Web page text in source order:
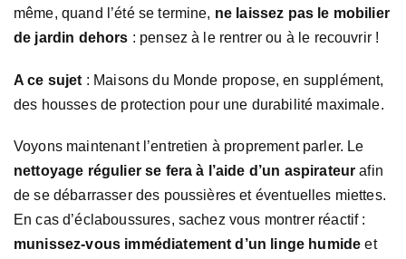
même, quand l’été se termine, ne laissez pas le mobilier
de jardin dehors : pensez à le rentrer ou à le recouvrir !
A ce sujet : Maisons du Monde propose, en supplément,
des housses de protection pour une durabilité maximale.
Voyons maintenant l’entretien à proprement parler. Le
nettoyage régulier se fera à l’aide d’un aspirateur afin
de se débarrasser des poussières et éventuelles miettes.
En cas d’éclaboussures, sachez vous montrer réactif :
munissez-vous immédiatement d’un linge humide et